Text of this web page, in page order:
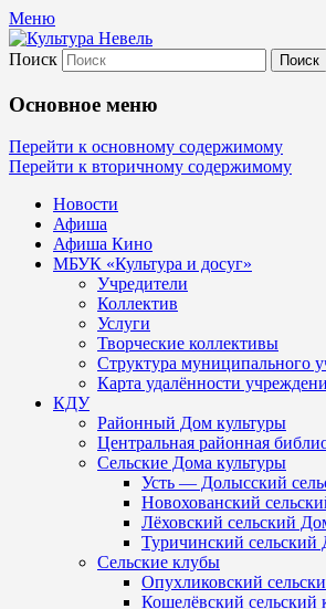
Меню
Культура Невель
МБУК Невельского
и досуг"
Поиск
Основное меню
Перейти к основному содержимому
Перейти к вторичному содержимому
Новости
Афиша
Афиша Кино
МБУК «Культура и досуг»
Учредители
Коллектив
Услуги
Творческие коллективы
Структура муниципального
Карта удалённости
КДУ
Районный Дом культуры
Центральная районная
Сельские Дома культуры
Усть — Долысский
Новохованский
Лёховский сельский
Туричинский сельский
Сельские клубы
Опухликовский
Кошелёвский сельский